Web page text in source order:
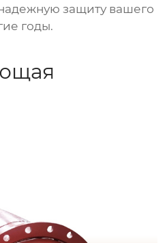
защиту вашего
годы.